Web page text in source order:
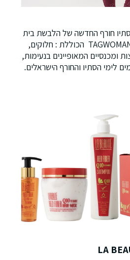
חורף החדשה של הלבשת בית
ופנאי של מותג הבית TAGWOMAN הכוללת : חלוקים,
ומכנסיים המאופיינים בנעימות,
לימי הסתיו והחורף הישראלים.